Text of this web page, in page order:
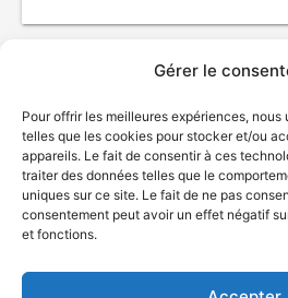
Gérer le
Pour offrir les meilleures expériences,
telles que les cookies pour stocker et/ou
appareils. Le fait de consentir à ces
traiter des données telles que le
uniques sur ce site. Le fait de ne pas
consentement peut avoir un effet négatif
et fonctions.
© Gouvernement du
Plan du site